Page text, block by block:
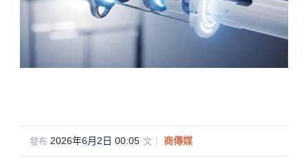
發布 2026年6月2日 00:05·文｜ 商傳媒